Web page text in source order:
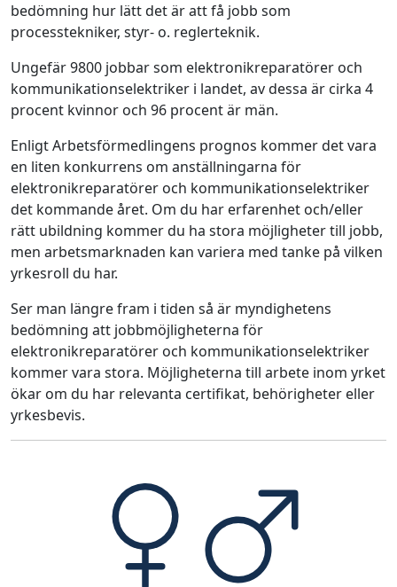
bedömning hur lätt det är att få jobb som
processtekniker, styr- o. reglerteknik.
Ungefär 9800 jobbar som elektronikreparatörer och
kommunikationselektriker i landet, av dessa är cirka 4
procent kvinnor och 96 procent är män.
Enligt Arbetsförmedlingens prognos kommer det vara
en liten konkurrens om anställningarna för
elektronikreparatörer och kommunikationselektriker
det kommande året. Om du har erfarenhet och/eller
rätt ubildning kommer du ha stora möjligheter till jobb,
men arbetsmarknaden kan variera med tanke på vilken
yrkesroll du har.
Ser man längre fram i tiden så är myndighetens
bedömning att jobbmöjligheterna för
elektronikreparatörer och kommunikationselektriker
kommer vara stora. Möjligheterna till arbete inom yrket
ökar om du har relevanta certifikat, behörigheter eller
yrkesbevis.